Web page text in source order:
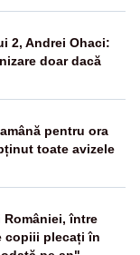
2, Andrei Ohaci:
doar dacă
pentru ora
toate avizele
României, între
copiii plecați în